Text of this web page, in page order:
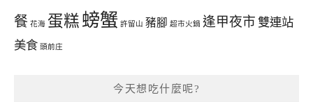
餐 花海 蛋糕 螃蟹 許留山 豬腳 超市火鍋 逢甲夜市 雙連站
美食 頭前庄
今天想吃什麼呢?